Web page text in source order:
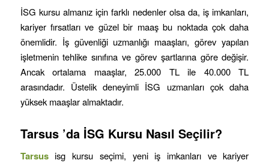
İSG kursu almanız için farklı nedenler olsa da, iş imkanları,
kariyer fırsatları ve güzel bir maaş bu noktada çok daha
önemlidir. İş güvenliği uzmanlığı maaşları, görev yapılan
işletmenin tehlike sınıfına ve görev şartlarına göre değişir.
Ancak ortalama maaşlar, 25.000 TL ile 40.000 TL
arasındadır. Üstelik deneyimli İSG uzmanları çok daha
yüksek maaşlar almaktadır.
Tarsus ’da İSG Kursu Nasıl Seçilir?
Tarsusisg kursu seçimi, yeni iş imkanları ve kariyer